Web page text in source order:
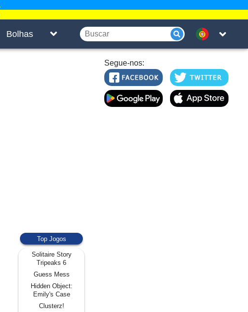
Bolhas
Segue-nos:
Top Jogos
Solitaire Story
Tripeaks 6
Guess Mess
Hidden Object:
Emily's Case
Clusterz!